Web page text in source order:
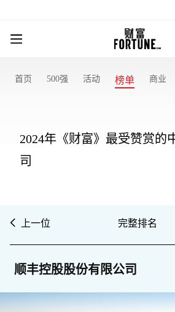
首页 500强 活动 榜单 商业
2024年《财富》最受赞赏的
司
上一位 完整排名
顺丰控股股份有限公司